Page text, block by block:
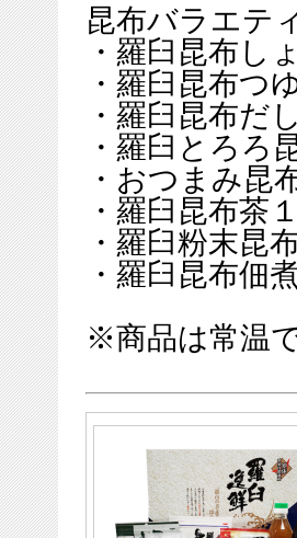
昆布バラエテ
・羅臼昆布
・羅臼昆布
・羅臼昆布
・羅臼とろ
・おつまみ
・羅臼昆布
・羅臼粉末
・羅臼昆布
※商品は常温